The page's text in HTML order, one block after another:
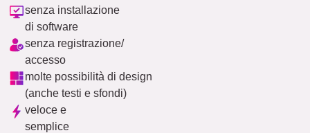
senza installazione
di software
senza registrazione/
accesso
molte possibilità di design
(anche testi e sfondi)
veloce e
semplice